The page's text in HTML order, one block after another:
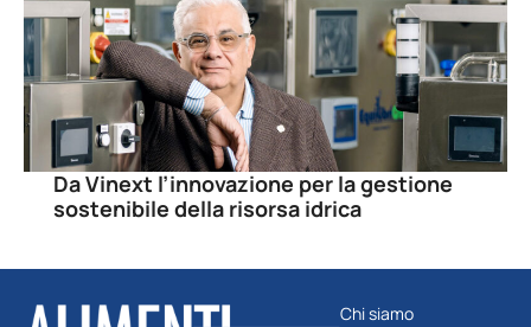
Da Vinext l’innovazione per la gestione
sostenibile della risorsa idrica
Chi siamo